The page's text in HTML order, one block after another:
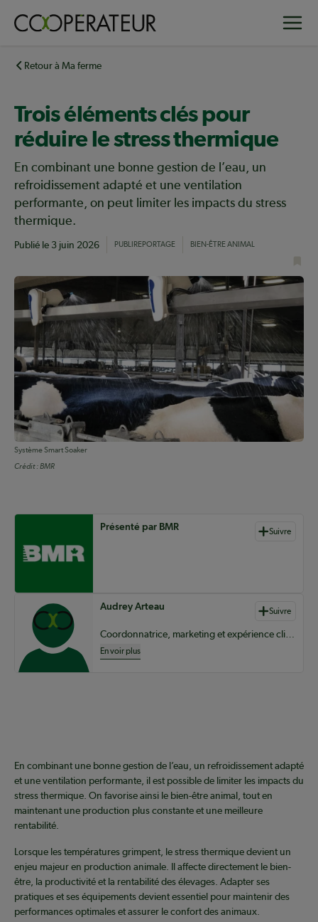
principalRetour à Ma ferme
Trois éléments clés pour
réduire le stress thermique
En combinant une bonne gestion de l’eau, un
refroidissement adapté et une ventilation
performante, on peut limiter les impacts du stress
thermique.
Publié le 3 juin 2026 PUBLIREPORTAGE BIEN-ÊTRE ANIMAL
Système Smart Soaker
Crédit :BMR
Auteurs de contenu
Présenté par BMR Suivre
Audrey Arteau Suivre
Coordonnatrice, marketing et expérience client – clientèles agricoles chez BMR
En voir plus
En combinant une bonne gestion de l’eau, un refroidissement adapté
et une ventilation performante, il est possible de limiter les impacts du
stress thermique. On favorise ainsi le bien-être animal, tout en
maintenant une production plus constante et une meilleure
rentabilité.
Lorsque les températures grimpent, le stress thermique devient un
enjeu majeur en production animale. Il affecte directement le bien-
être, la productivité et la rentabilité des élevages. Adapter ses
pratiques et ses équipements devient essentiel pour maintenir des
performances optimales et assurer le confort des animaux.